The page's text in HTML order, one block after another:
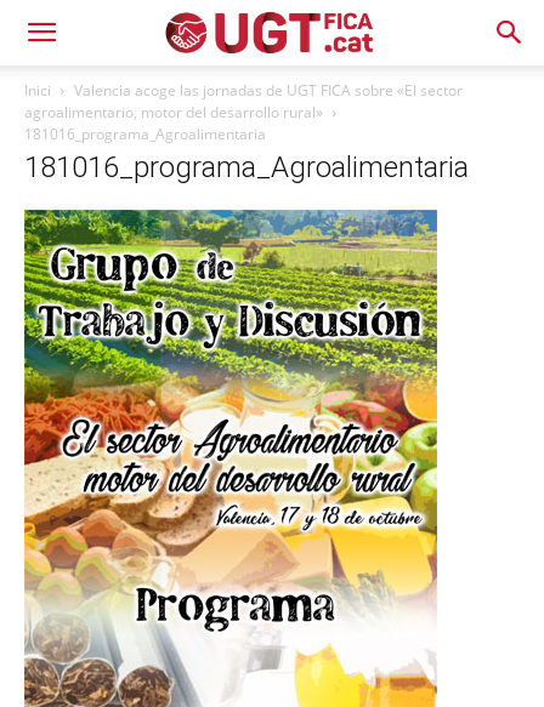
Inici
Valencia acoge las jornadas de UGT FICA sobre «El sector
agroalimentario, motor del desarrollo rural»
181016_programa_Agroalimentaria
181016_programa_Agroalimentaria